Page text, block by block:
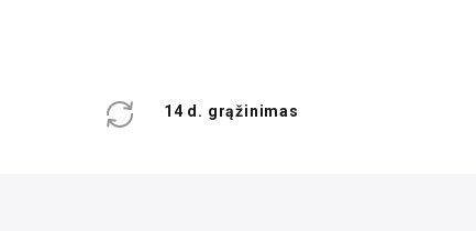
14 d. grąžinimas